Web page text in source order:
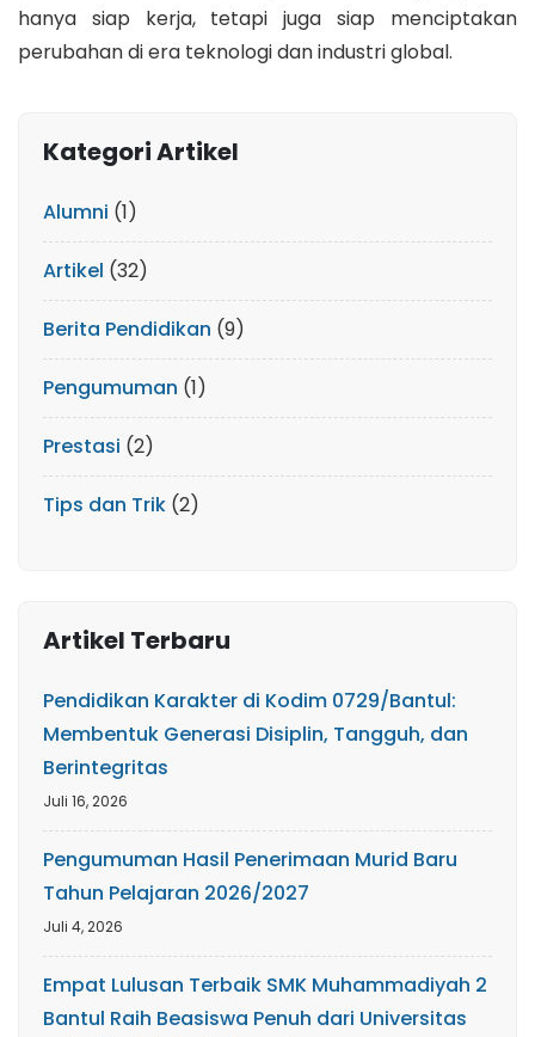
hanya siap kerja, tetapi juga siap menciptakan
perubahan di era teknologi dan industri global.
Kategori Artikel
Alumni (1)
Artikel (32)
Berita Pendidikan (9)
Pengumuman (1)
Prestasi (2)
Tips dan Trik (2)
Artikel Terbaru
Pendidikan Karakter di Kodim 0729/Bantul:
Membentuk Generasi Disiplin, Tangguh, dan
Berintegritas
Juli 16, 2026
Pengumuman Hasil Penerimaan Murid Baru
Tahun Pelajaran 2026/2027
Juli 4, 2026
Empat Lulusan Terbaik SMK Muhammadiyah 2
Bantul Raih Beasiswa Penuh dari Universitas